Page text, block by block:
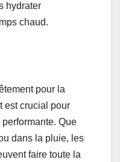
hydrater
chaud.
pour la
est crucial pour
Que
dans la pluie, les
faire toute la